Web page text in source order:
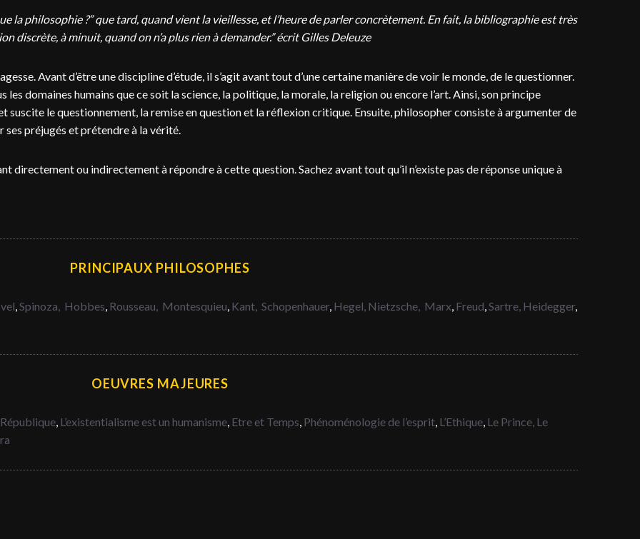
la philosophie ?” que tard, quand vient la vieillesse, et l’heure de parler concrètement. En fait, la bibliographie est très
discrète, à minuit, quand on n’a plus rien à demander.” écrit Gilles Deleuze
Avant d’être une discipline d’étude, il s’agit avant tout d’une certaine manière de voir le monde, de le questionner.
domaines humains que ce soit la science, la politique, la morale, la religion ou encore l’art. Ainsi, son principe
suscite le questionnement, la remise en question et la réflexion critique. Ensuite, philosopher consiste à argumenter de
préjugés et prétendre à la vérité.
directement ou indirectement à répondre à cette question. Sachez avant tout qu’il n’existe pas de réponse unique à
PRINCIPAUX PHILOSOPHES
,Spinoza, Hobbes, Rousseau, Montesquieu, Kant, Schopenhauer, Hegel, Nietzsche, Marx, Freud,Sartre, Heidegger,
OEUVRES MAJEURES
, L’existentialisme est un humanisme, Etre et Temps, Phénoménologie de l’esprit, L’Ethique, Le Prince, Le